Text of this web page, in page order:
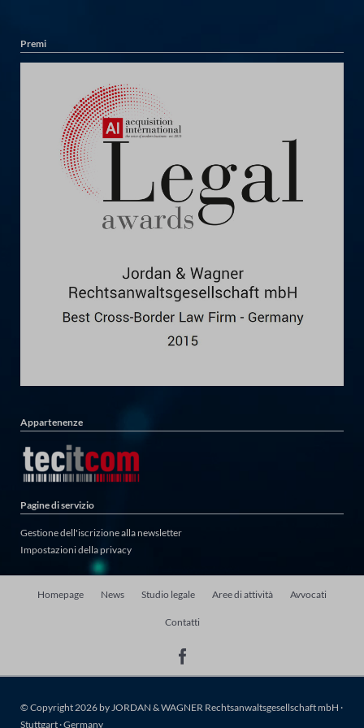
Premi
Appartenenze
Pagine di servizio
Gestione dell'iscrizione alla newsletter
Impostazioni della privacy
SaltaHomepage News Studio legale Aree di attività Avvocati
Contatti
© Copyright 2026 by JORDAN & WAGNER Rechtsanwaltsgesellschaft mbH ·
Stuttgart · Germany